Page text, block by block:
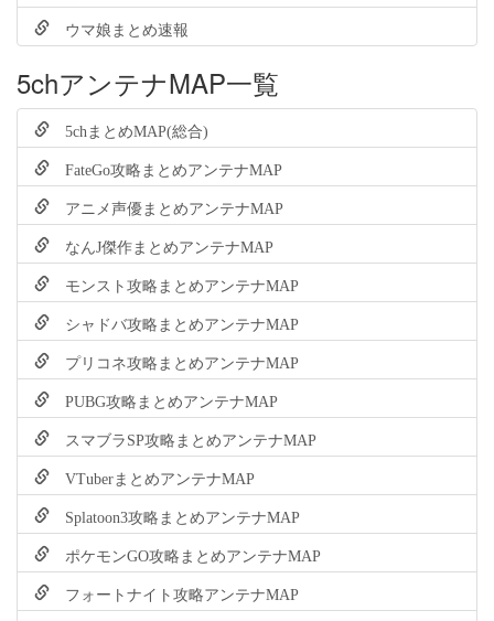
ウマ娘まとめ速報
5chアンテナMAP一覧
5chまとめMAP(総合)
FateGo攻略まとめアンテナMAP
アニメ声優まとめアンテナMAP
なんJ傑作まとめアンテナMAP
モンスト攻略まとめアンテナMAP
シャドバ攻略まとめアンテナMAP
プリコネ攻略まとめアンテナMAP
PUBG攻略まとめアンテナMAP
スマブラSP攻略まとめアンテナMAP
VTuberまとめアンテナMAP
Splatoon3攻略まとめアンテナMAP
ポケモンGO攻略まとめアンテナMAP
フォートナイト攻略アンテナMAP